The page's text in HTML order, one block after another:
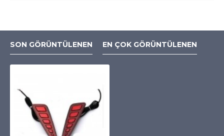
SON GÖRÜNTÜLENEN EN ÇOK GÖRÜNTÜLENEN